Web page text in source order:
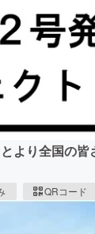
ふるさと納
より全国の皆
QRコード